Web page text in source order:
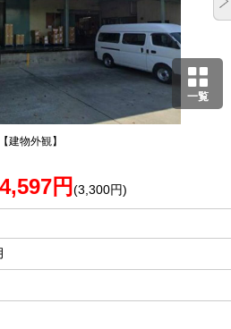
一覧
【建物外観】
円 (3,300円)